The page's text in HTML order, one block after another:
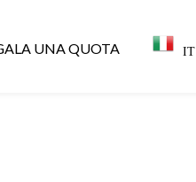
UNA QUOTA IT